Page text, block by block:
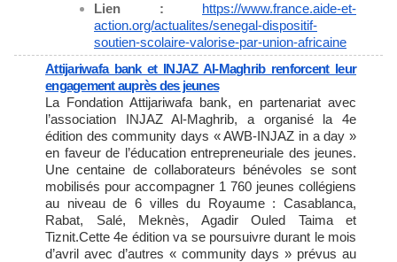
Lien : https://www.france.aide-et-
action.org/actualites/senegal-dispositif-
soutien-scolaire-valorise-par-union-africaine
Attijariwafa bank et INJAZ Al-Maghrib renforcent leur
engagement auprès des jeunes
La Fondation Attijariwafa bank, en partenariat avec
l’association INJAZ Al-Maghrib, a organisé la 4e
édition des community days « AWB-INJAZ in a day »
en faveur de l’éducation entrepreneuriale des jeunes.
Une centaine de collaborateurs bénévoles se sont
mobilisés pour accompagner 1 760 jeunes collégiens
au niveau de 6 villes du Royaume : Casablanca,
Rabat, Salé, Meknès, Agadir Ouled Taima et
Tiznit.Cette 4e édition va se poursuivre durant le mois
d’avril avec d’autres « community days » prévus au